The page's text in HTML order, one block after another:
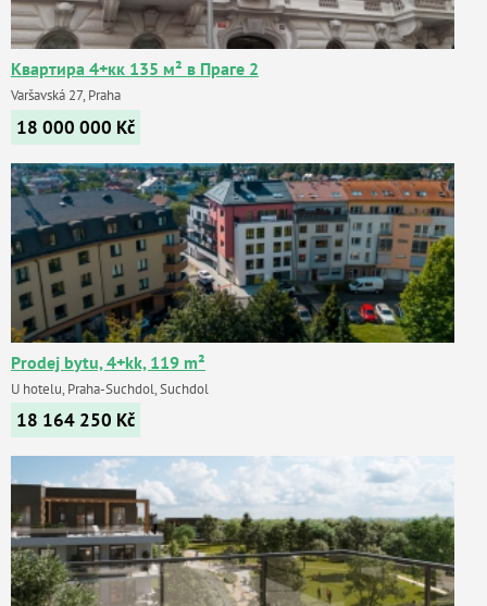
Квартира 4+кк 135 м² в Праге 2
Varšavská 27, Praha
18 000 000 Kč
Prodej bytu, 4+kk, 119 m²
U hotelu, Praha-Suchdol, Suchdol
18 164 250 Kč